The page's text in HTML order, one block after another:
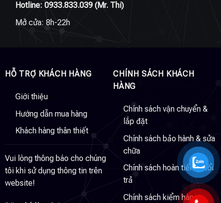
Hotline: 0933.833.039(Mr. Thi)
Mở cửa: 8h-22h
HỖ TRỢ KHÁCH HÀNG
Giới thiệu
Hướng dẫn mua hàng
Khách hàng thân thiết
Vui lòng thông báo cho chúng
tôi khi sử dụng thông tin trên
website!
CHÍNH SÁCH KHÁCH
HÀNG
Chính sách vận chuyển &
lắp đặt
Chính sách bảo hành & sửa
chữa
Chính sách hoàn tiền & đổi
trả
Chính sách kiểm hàng